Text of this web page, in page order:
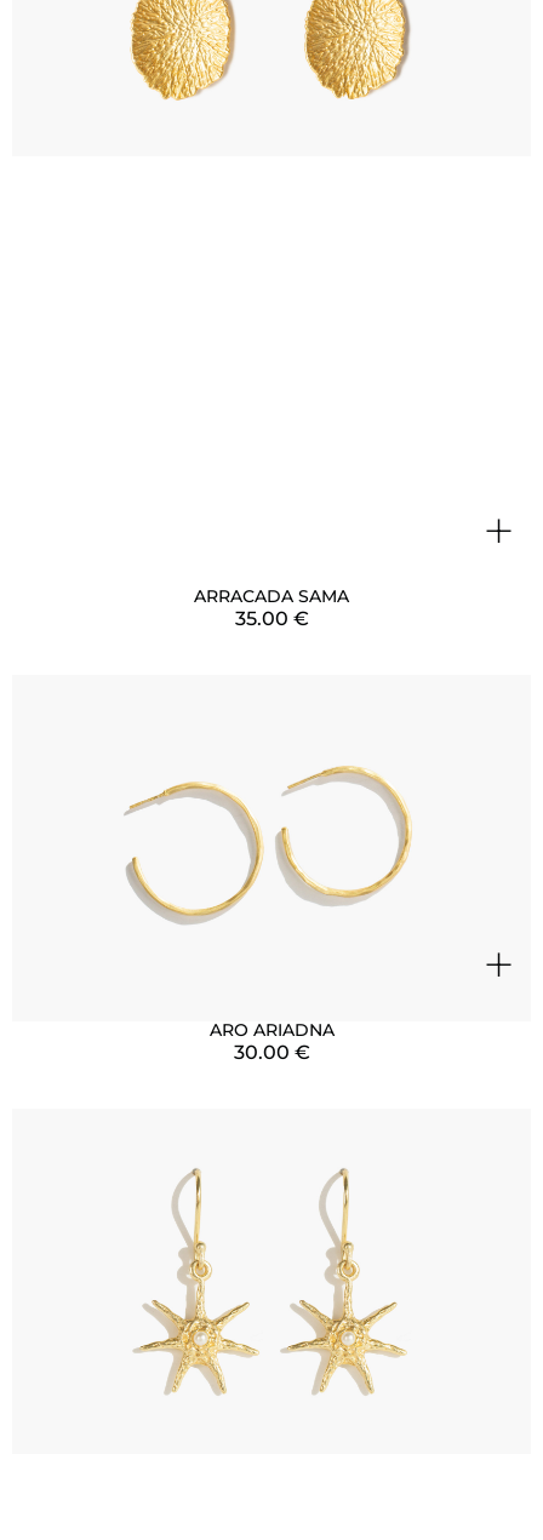
+
ARRACADA SAMA
35.00 €
+
ARO ARIADNA
30.00 €